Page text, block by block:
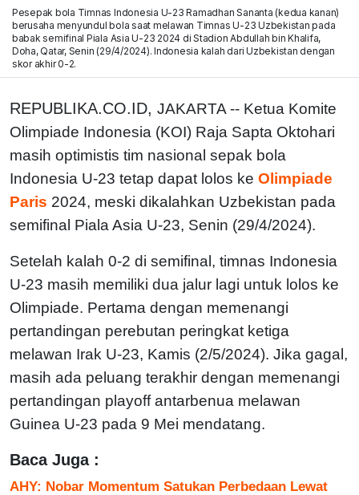
Pesepak bola Timnas Indonesia U-23 Ramadhan Sananta (kedua kanan)
berusaha menyundul bola saat melawan Timnas U-23 Uzbekistan pada
babak semifinal Piala Asia U-23 2024 di Stadion Abdullah bin Khalifa,
Doha, Qatar, Senin (29/4/2024). Indonesia kalah dari Uzbekistan dengan
skor akhir 0-2.
REPUBLIKA.CO.ID, JAKARTA -- Ketua Komite
Olimpiade Indonesia (KOI) Raja Sapta Oktohari
masih optimistis tim nasional sepak bola
Indonesia U-23 tetap dapat lolos ke Olimpiade
Paris 2024, meski dikalahkan Uzbekistan pada
semifinal Piala Asia U-23, Senin (29/4/2024).
Setelah kalah 0-2 di semifinal, timnas Indonesia
U-23 masih memiliki dua jalur lagi untuk lolos ke
Olimpiade. Pertama dengan memenangi
pertandingan perebutan peringkat ketiga
melawan Irak U-23, Kamis (2/5/2024). Jika gagal,
masih ada peluang terakhir dengan memenangi
pertandingan playoff antarbenua melawan
Guinea U-23 pada 9 Mei mendatang.
Baca Juga :
AHY: Nobar Momentum Satukan Perbedaan Lewat